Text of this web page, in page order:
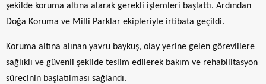
şekilde koruma altına alarak gerekli işlemleri başlattı. Ardından
Doğa Koruma ve Milli Parklar ekipleriyle irtibata geçildi.
Koruma altına alınan yavru baykuş, olay yerine gelen görevlilere
sağlıklı ve güvenli şekilde teslim edilerek bakım ve rehabilitasyon
sürecinin başlatılması sağlandı.